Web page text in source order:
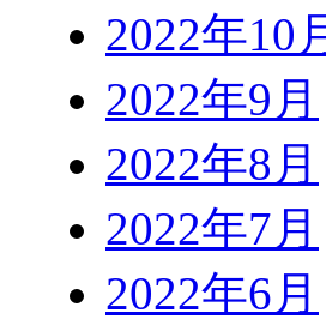
2022年10
2022年9月
2022年8月
2022年7月
2022年6月